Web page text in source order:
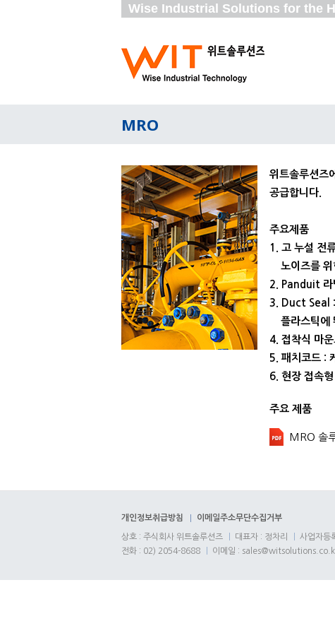
Wise Industrial Solutions for the
MRO
위트솔루션즈
공급합니다.
주요제품
1. 고 누설 전
노이즈를 위
2. Panduit 라
3. Duct Seal :
플라스틱에
4. 접착식 마
5. 패치코드 :
6. 현장 접속
주요 제품
MRO 솔
개인정보취급방침 이메일주소무단수집거부
상호 : 주식회사 위트솔루션즈 대표자 : 정차리 사업자등
전화 : 02) 2054-8688
이메일 :